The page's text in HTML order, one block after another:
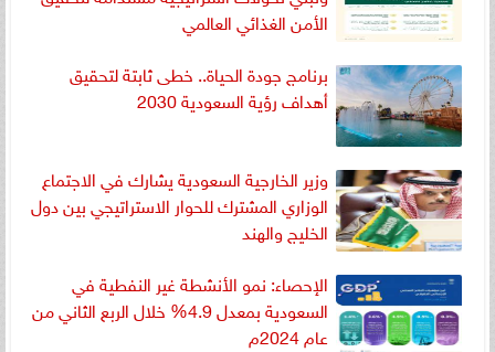
الأمن الغذائي العالمي
برنامج جودة الحياة.. خطى ثابتة لتحقيق
أهداف رؤية السعودية 2030
وزير الخارجية السعودية يشارك في الاجتماع
الوزاري المشترك للحوار الاستراتيجي بين دول
الخليج والهند
الإحصاء: نمو الأنشطة غير النفطية في
السعودية بمعدل 4.9% خلال الربع الثاني من
عام 2024م